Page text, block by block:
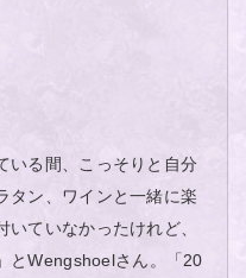
いる間、こっそりと自分
タン、ワインと一緒に楽
ていなかったけれど、
とWengshoelさん。「20